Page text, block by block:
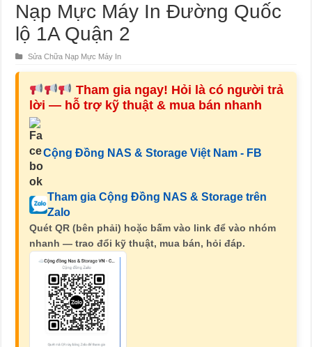
Nạp Mực Máy In Đường Quốc
lộ 1A Quận 2
Sửa Chữa Nạp Mực Máy In
Tham gia ngay! Hỏi là có người trả
lời — hỗ trợ kỹ thuật & mua bán nhanh
Cộng Đồng NAS & Storage Việt Nam - FB
Tham gia Cộng Đồng NAS & Storage trên
Zalo
Quét QR (bên phải) hoặc bấm vào link để vào nhóm
nhanh — trao đổi kỹ thuật, mua bán, hỏi đáp.